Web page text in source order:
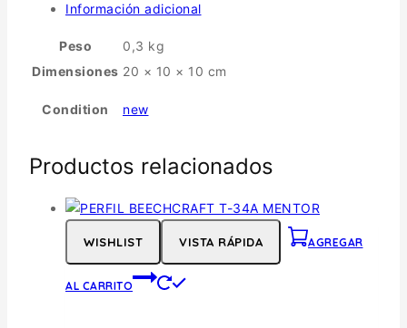
Información adicional
Peso
0,3 kg
Dimensiones 20 × 10 × 10 cm
Condition new
Productos relacionados
WISHLIST VISTA RÁPIDA AGREGAR
AL CARRITO